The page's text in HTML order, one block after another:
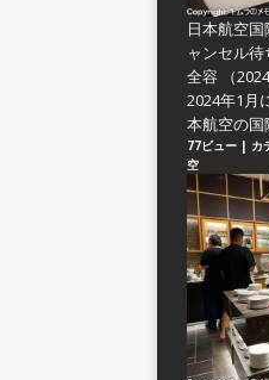
日本航空
ャンセル
全容
（
2024年1月
本航空の国
77ビュー | カ
空